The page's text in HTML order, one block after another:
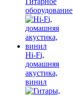
оборудование
Hi-Fi,
домашняя
акустика,
винил